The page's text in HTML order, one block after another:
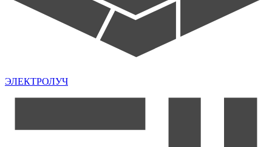
ЭЛЕКТРОЛУЧ